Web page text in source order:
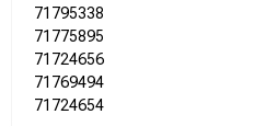
71795338
71775895
71724656
71769494
71724654